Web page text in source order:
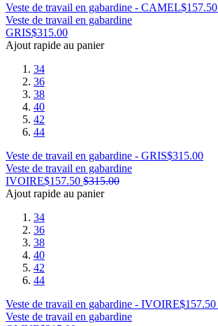
Veste de travail en gabardine - CAMEL$157.50
Veste de travail en gabardine
GRIS$315.00
Ajout rapide au panier
34
36
38
40
42
44
Veste de travail en gabardine - GRIS$315.00
Veste de travail en gabardine
IVOIRE$157.50 $315.00
Ajout rapide au panier
34
36
38
40
42
44
Veste de travail en gabardine - IVOIRE$157.50
Veste de travail en gabardine